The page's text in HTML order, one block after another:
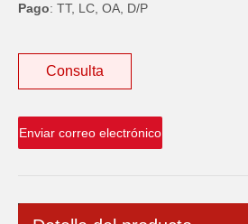
Pago: TT, LC, OA, D/P
Consulta
Enviar correo electrónico